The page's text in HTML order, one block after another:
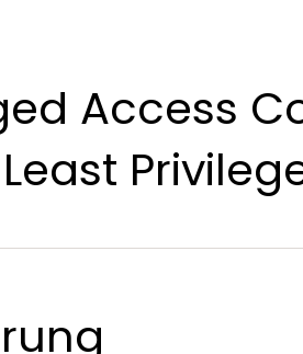
Dienstleistungen
Fertigung
Access